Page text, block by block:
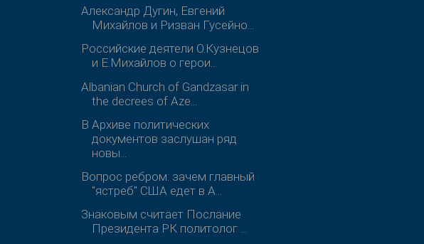
Александр Дугин, Евгений
Михайлов и Ризван Гусейно...
Российские деятели О.Кузнецов
и Е.Михайлов о герои...
Albanian Church of Gandzasar in
the decrees of Aze...
В Архиве политических
документов заслушан ряд
новы...
Вопрос ребром: зачем главный
"ястреб" США едет в А...
Знаковым считает Послание
Президента РК политолог ...